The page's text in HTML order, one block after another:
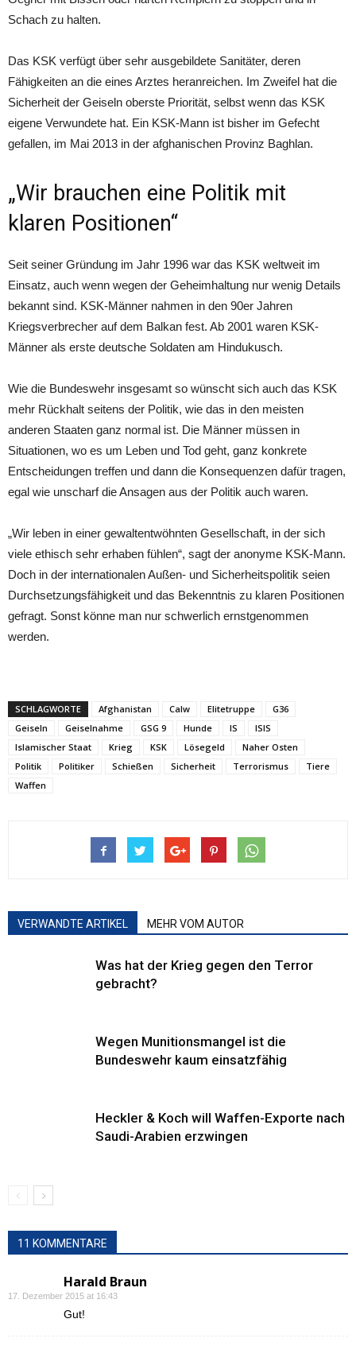
Schach zu halten.
Das KSK verfügt über sehr ausgebildete Sanitäter, deren
Fähigkeiten an die eines Arztes heranreichen. Im Zweifel hat die
Sicherheit der Geiseln oberste Priorität, selbst wenn das KSK
eigene Verwundete hat. Ein KSK-Mann ist bisher im Gefecht
gefallen, im Mai 2013 in der afghanischen Provinz Baghlan.
„Wir brauchen eine Politik mit
klaren Positionen“
Seit seiner Gründung im Jahr 1996 war das KSK weltweit im
Einsatz, auch wenn wegen der Geheimhaltung nur wenig Details
bekannt sind. KSK-Männer nahmen in den 90er Jahren
Kriegsverbrecher auf dem Balkan fest. Ab 2001 waren KSK-
Männer als erste deutsche Soldaten am Hindukusch.
Wie die Bundeswehr insgesamt so wünscht sich auch das KSK
mehr Rückhalt seitens der Politik, wie das in den meisten
anderen Staaten ganz normal ist. Die Männer müssen in
Situationen, wo es um Leben und Tod geht, ganz konkrete
Entscheidungen treffen und dann die Konsequenzen dafür tragen,
egal wie unscharf die Ansagen aus der Politik auch waren.
„Wir leben in einer gewaltentwöhnten Gesellschaft, in der sich
viele ethisch sehr erhaben fühlen“, sagt der anonyme KSK-Mann.
Doch in der internationalen Außen- und Sicherheitspolitik seien
Durchsetzungsfähigkeit und das Bekenntnis zu klaren Positionen
gefragt. Sonst könne man nur schwerlich ernstgenommen
werden.
SCHLAGWORTE Afghanistan Calw Elitetruppe
G36
Geiseln
Geiselnahme GSG 9 Hunde IS
ISIS
Islamischer Staat
Krieg KSK Lösegeld
Naher Osten
Politik
Politiker Schießen Sicherheit Terrorismus
Tiere
Waffen
VERWANDTE ARTIKEL MEHR VOM AUTOR
Was hat der Krieg gegen den Terror
gebracht?
Wegen Munitionsmangel ist die
Bundeswehr kaum einsatzfähig
Heckler & Koch will Waffen-Exporte nach
Saudi-Arabien erzwingen
11 KOMMENTARE
Harald Braun
17. Dezember 2015 at 16:43
Gut!